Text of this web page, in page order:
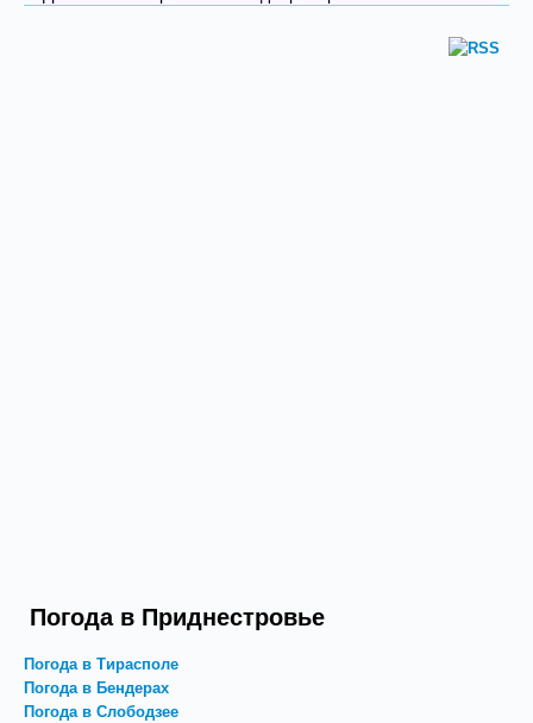
Погода в Приднестровье
Погода в Тирасполе
Погода в Бендерах
Погода в Слободзее